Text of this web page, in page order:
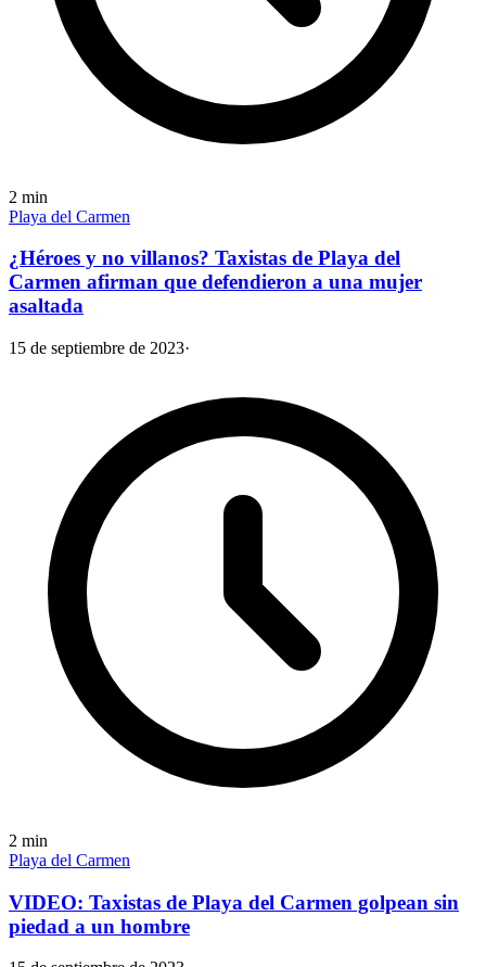
2 min
Playa del Carmen
¿Héroes y no villanos? Taxistas de Playa del
Carmen afirman que defendieron a una mujer
asaltada
15 de septiembre de 2023·
2 min
Playa del Carmen
VIDEO: Taxistas de Playa del Carmen golpean sin
piedad a un hombre